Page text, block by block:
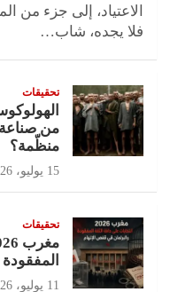
الاعتياد، إلى جزء من
فلا يجده، شاب…
تحقيقات
من صناعة
منظّمة؟
15 يوليو، 2026
تحقيقات
11 يوليو، 2026